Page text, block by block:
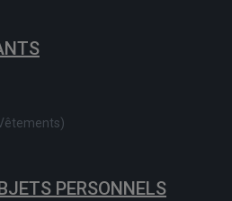
PERSONNELS